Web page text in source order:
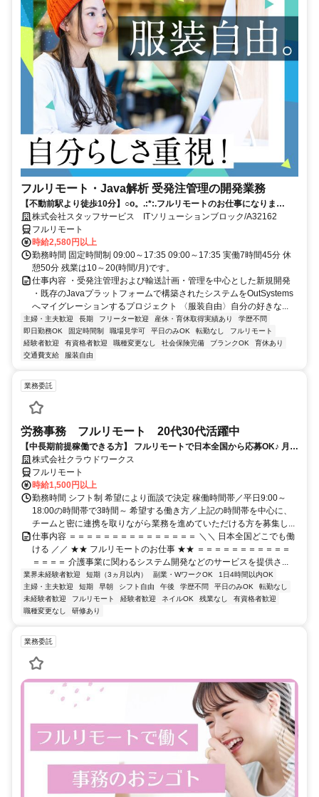
フルリモート・Java解析 受発注管理の開発業務
【不動前駅より徒歩10分】○o。.:*:.フルリモートのお仕事になりま
す.:*:.。o○ご応募お待ちしております！
株式会社スタッフサービス ITソリューションブロック/A32162
フルリモート
時給2,580円以上
勤務時間 固定時間制 09:00～17:35 09:00～17:35 実働7時間45分 休
憩50分 残業は10～20(時間/月)です。
仕事内容 ・受発注管理および輸送計画・管理を中心とした新規開発
・既存のJavaプラットフォームで構築されたシステムをOutSystems
へマイグレーションするプロジェクト 〈服装自由〉自分の好きな...
主婦・主夫歓迎 長期 フリーター歓迎 産休・育休取得実績あり
学歴不問
即日勤務OK
固定時間制 職場見学可 平日のみOK 転勤なし
フルリモート
経験者歓迎
有資格者歓迎 職種変更なし 社会保険完備 ブランクOK
育休あり
交通費支給
服装自由
業務委託
労務事務 フルリモート 20代30代活躍中
【中長期前提稼働できる方】 フルリモートで日本全国から応募OK♪ 月稼
働70時間で安定収入！
株式会社クラウドワークス
フルリモート
時給1,500円以上
勤務時間 シフト制 希望により面談で決定 稼働時間帯／平日9:00～
18:00の時間帯で3時間～ 希望する働き方／上記の時間帯を中心に、
チームと密に連携を取りながら業務を進めていただける方を募集し...
仕事内容 ＝＝＝＝＝＝＝＝＝＝＝＝＝＝＝ ＼＼ 日本全国どこでも働
ける ／／ ★★ フルリモートのお仕事 ★★ ＝＝＝＝＝＝＝＝＝＝＝
＝＝＝＝ 介護事業に関わるシステム開発などのサービスを提供さ...
業界未経験者歓迎 短期（3ヵ月以内） 副業・WワークOK
1日4時間以内OK
主婦・主夫歓迎
短期 早朝 シフト自由 午後 学歴不問 平日のみOK
転勤なし
未経験者歓迎
フルリモート 経験者歓迎 ネイルOK 残業なし
有資格者歓迎
職種変更なし
研修あり
業務委託